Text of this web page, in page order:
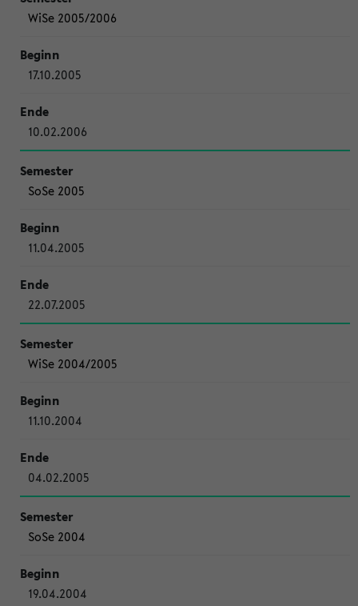
WiSe 2005/2006
17.10.2005
10.02.2006
SoSe 2005
11.04.2005
22.07.2005
WiSe 2004/2005
11.10.2004
04.02.2005
SoSe 2004
19.04.2004